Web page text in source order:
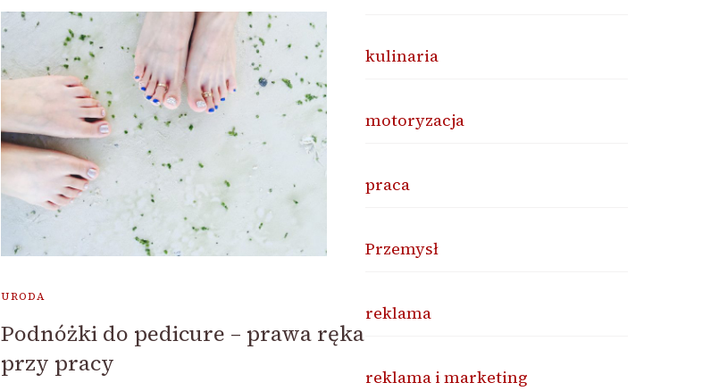
URODA
Podnóżki do pedicure – prawa ręka
przy pracy
kulinaria
motoryzacja
praca
Przemysł
reklama
reklama i marketing